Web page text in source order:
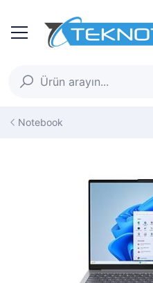
Notebook